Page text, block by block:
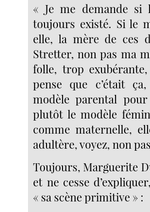
« Je me demande si
toujours existé. Si le
elle, la mère de ces
Stretter, non pas ma
folle, trop
pense que c’était
modèle parental
plutôt le modèle
comme maternelle,
adultère, voyez, non
Toujours, Marguerite
et ne cesse
« sa scène primitive » :